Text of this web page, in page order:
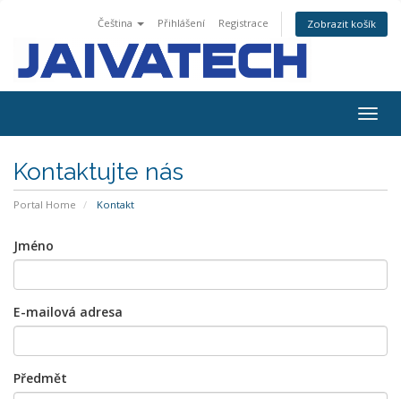
Čeština Přihlášení Registrace Zobrazit košík
Kontaktujte nás
Portal Home Kontakt
Jméno
E-mailová adresa
Předmět